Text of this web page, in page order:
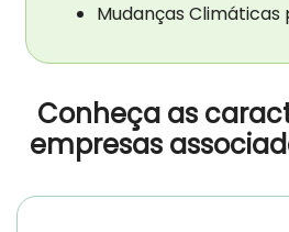
Mudanças Climáticas
Conheça as
empresas